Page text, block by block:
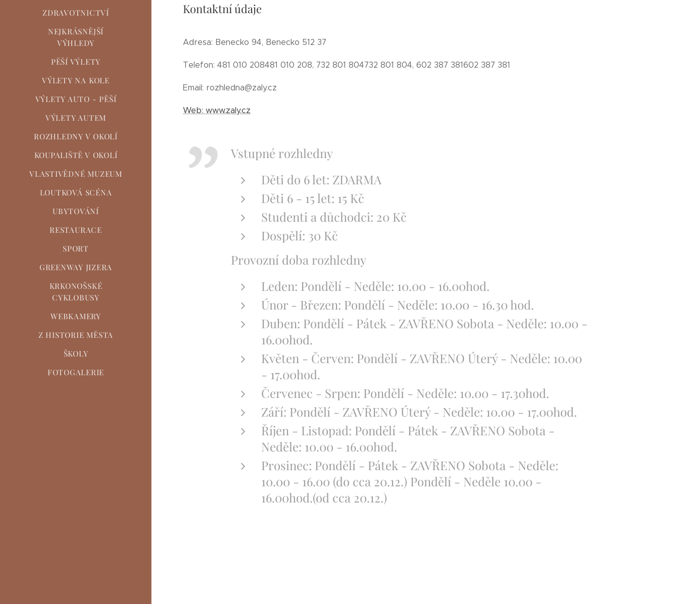
ZDRAVOTNICTVÍ
NEJKRÁSNĚJŠÍ
VÝHLEDY
PĚŠÍ VÝLETY
VÝLETY NA KOLE
VÝLETY AUTO - PĚŠÍ
VÝLETY AUTEM
ROZHLEDNY V OKOLÍ
KOUPALIŠTĚ V OKOLÍ
VLASTIVĚDNÉ MUZEUM
LOUTKOVÁ SCÉNA
UBYTOVÁNÍ
RESTAURACE
SPORT
GREENWAY JIZERA
KRKONOŠSKÉ
CYKLOBUSY
WEBKAMERY
Z HISTORIE MĚSTA
ŠKOLY
FOTOGALERIE
Kontaktní údaje
Adresa: Benecko 94, Benecko 512 37
Telefon: 481 010 208481 010 208, 732 801 804732 801 804, 602 387 381602 387 381
Email: rozhledna@zaly.cz
Web: www.zaly.cz
Vstupné rozhledny
Děti do 6 let: ZDARMA
Děti 6 - 15 let: 15 Kč
Studenti a důchodci: 20 Kč
Dospělí: 30 Kč
Provozní doba rozhledny
Leden: Pondělí - Neděle: 10.00 - 16.00hod.
Únor - Březen: Pondělí - Neděle: 10.00 - 16.30 hod.
Duben: Pondělí - Pátek - ZAVŘENO Sobota - Neděle: 10.00 -
16.00hod.
Květen - Červen: Pondělí - ZAVŘENO Úterý - Neděle: 10.00
- 17.00hod.
Červenec - Srpen: Pondělí - Neděle: 10.00 - 17.30hod.
Září: Pondělí - ZAVŘENO Úterý - Neděle: 10.00 - 17.00hod.
Říjen - Listopad: Pondělí - Pátek - ZAVŘENO Sobota -
Neděle: 10.00 - 16.00hod.
Prosinec: Pondělí - Pátek - ZAVŘENO Sobota - Neděle:
10.00 - 16.00 (do cca 20.12.) Pondělí - Neděle 10.00 -
16.00hod.(od cca 20.12.)